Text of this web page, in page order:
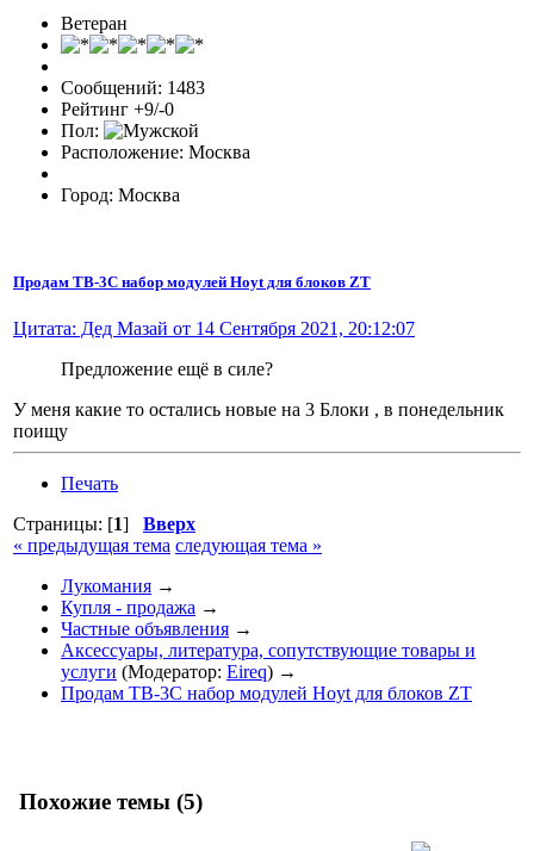
Ветеран
Сообщений: 1483
Рейтинг +9/-0
Пол:
Расположение: Москва
Город: Москва
Продам TB-3C набор модулей Hoyt для блоков ZT
Цитата: Дед Мазай от 14 Сентября 2021, 20:12:07
Предложение ещё в силе?
У меня какие то остались новые на 3 Блоки , в понедельник
поищу
Печать
Страницы: [1] Вверх
« предыдущая тема следующая тема »
Лукомания →
Купля - продажа →
Частные объявления →
Аксессуары, литература, сопутствующие товары и
услуги (Модератор: Eireq) →
Продам TB-3C набор модулей Hoyt для блоков ZT
Похожие темы (5)